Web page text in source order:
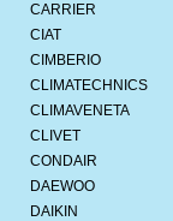
CARRIER
CIAT
CIMBERIO
CLIMATECHNICS
CLIMAVENETA
CLIVET
CONDAIR
DAEWOO
DAIKIN